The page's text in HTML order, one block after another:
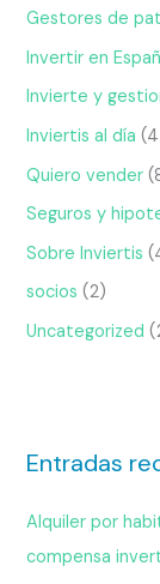
Gestores de
Invertir en
Invierte y
Inviertis al día
Quiero vender
Seguros y
Sobre Inviertis
socios (2)
Uncategorized
Entradas
Alquiler por
compensa